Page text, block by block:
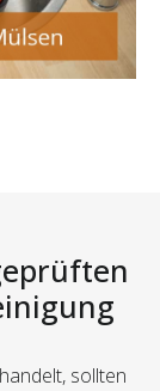
sollten